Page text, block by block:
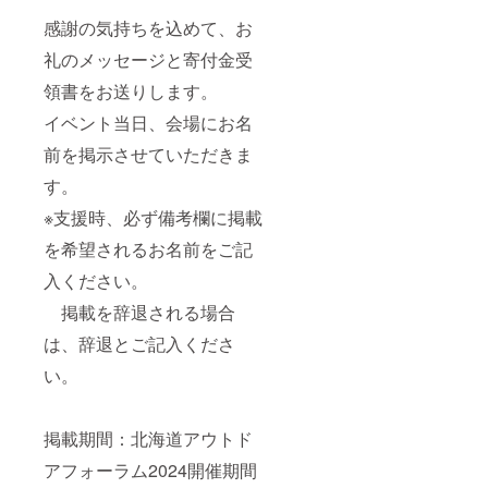
感謝の気持ちを込めて、お
礼のメッセージと寄付金受
領書をお送りします。
イベント当日、会場にお名
前を掲示させていただきま
す。
※支援時、必ず備考欄に掲載
を希望されるお名前をご記
入ください。
掲載を辞退される場合
は、辞退とご記入くださ
い。
掲載期間：北海道アウトド
アフォーラム2024開催期間